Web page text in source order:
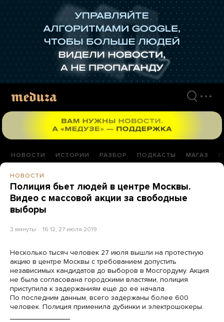
НОВОСТИ ИСТОРИИ РАЗБОР ПОДКАСТЫ МАГАЗ
НОВОСТИ
Полиция бьет людей в центре Москвы.
Видео с массовой акции за свободные
выборы
3 минуты 16:12, 27 июля 2019
Несколько тысяч человек 27 июля вышли на протестную
акцию в центре Москвы с требованием допустить
независимых кандидатов до выборов в Мосгордуму. Акция
не была согласована городскими властями, полиция
приступила к задержаниям еще до ее начала.
По последним данным, всего задержаны более 600
человек. Полиция применила дубинки и электрошокеры.